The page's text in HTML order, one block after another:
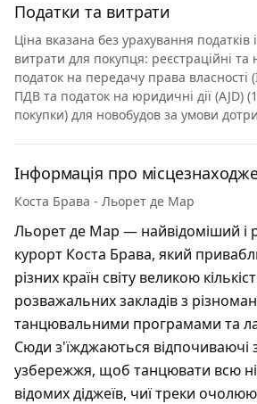
Податки та витрати
Ціна вказана без урахування податків
витрати для покупця: реєстраційні та
податок на передачу права власності
ПДВ та податок на юридичні дії (AJD)
покупки) для новобудов за умови
Інформація про
Коста Брава - Льорет де Мар
Льорет де Мар — найвідоміший і
курорт Коста Брава, який
різних країн світу великою
розважальних закладів з
танцювальними програмами та
Сюди з'їжджаються відпочиваючі
узбережжя, щоб танцювати всю
відомих діджеїв, чиї треки